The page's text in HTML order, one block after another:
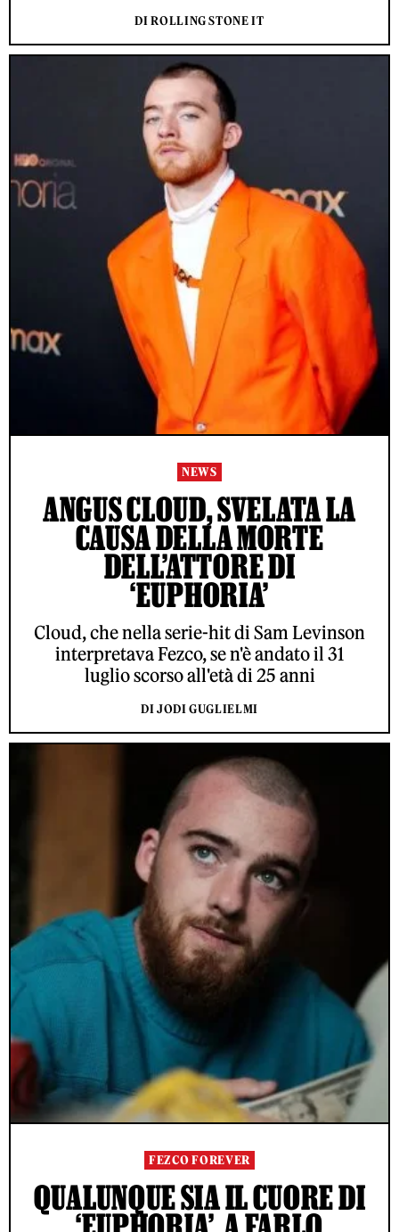
DI ROLLING STONE IT
NEWS
ANGUS CLOUD, SVELATA LA
CAUSA DELLA MORTE
DELL’ATTORE DI
‘EUPHORIA’
Cloud, che nella serie-hit di Sam Levinson
interpretava Fezco, se n'è andato il 31
luglio scorso all'età di 25 anni
DI JODI GUGLIELMI
FEZCO FOREVER
QUALUNQUE SIA IL CUORE DI